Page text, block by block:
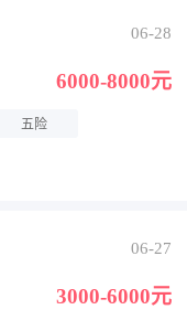
06-28
6000-8000元
五险
06-27
3000-6000元